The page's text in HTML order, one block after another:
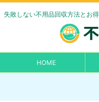
失敗しない不用品回収方法とお
HOME